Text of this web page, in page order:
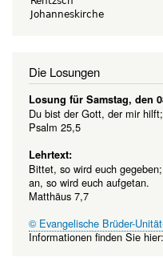
Johanneskirche
Die Losungen
Losung für Samstag, den
Du bist der Gott, der mir
Psalm 25,5
Lehrtext:
Bittet, so wird euch
an, so wird euch aufgetan.
Matthäus 7,7
© Evangelische Brüder-
Informationen finden Sie